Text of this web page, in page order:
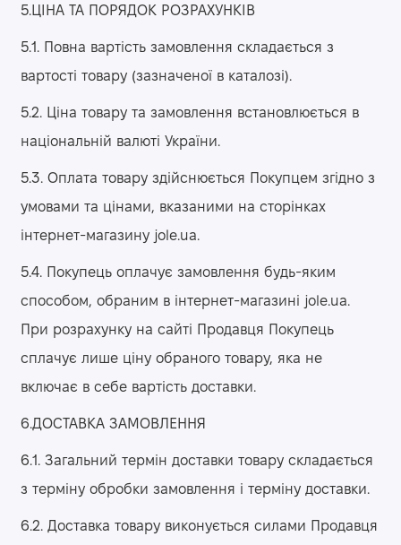
5.ЦІНА ТА ПОРЯДОК РОЗРАХУНКІВ
5.1. Повна вартість замовлення складається з
вартості товару (зазначеної в каталозі).
5.2. Ціна товару та замовлення встановлюється в
національній валюті України.
5.3. Оплата товару здійснюється Покупцем згідно з
умовами та цінами, вказаними на сторінках
інтернет-магазину jole.ua.
5.4. Покупець оплачує замовлення будь-яким
способом, обраним в інтернет-магазині jole.ua.
При розрахунку на сайті Продавця Покупець
сплачує лише ціну обраного товару, яка не
включає в себе вартість доставки.
6.ДОСТАВКА ЗАМОВЛЕННЯ
6.1. Загальний термін доставки товару складається
з терміну обробки замовлення і терміну доставки.
6.2. Доставка товару виконується силами Продавця